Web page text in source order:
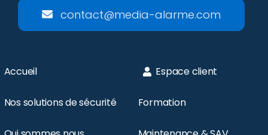
contact@media-alarme.com
Accueil
Nos solutions de sécurité
Espace client
Formation